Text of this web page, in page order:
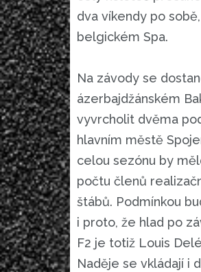
dva víkendy po
belgickém Spa.
Na závody se
ázerbajdžánském
vyvrcholit dvěma
hlavním městě
celou sezónu by
počtu členů
štábů. Podmínkou
i proto, že hlad po
F2 je totiž Louis
Naděje se vkládají i